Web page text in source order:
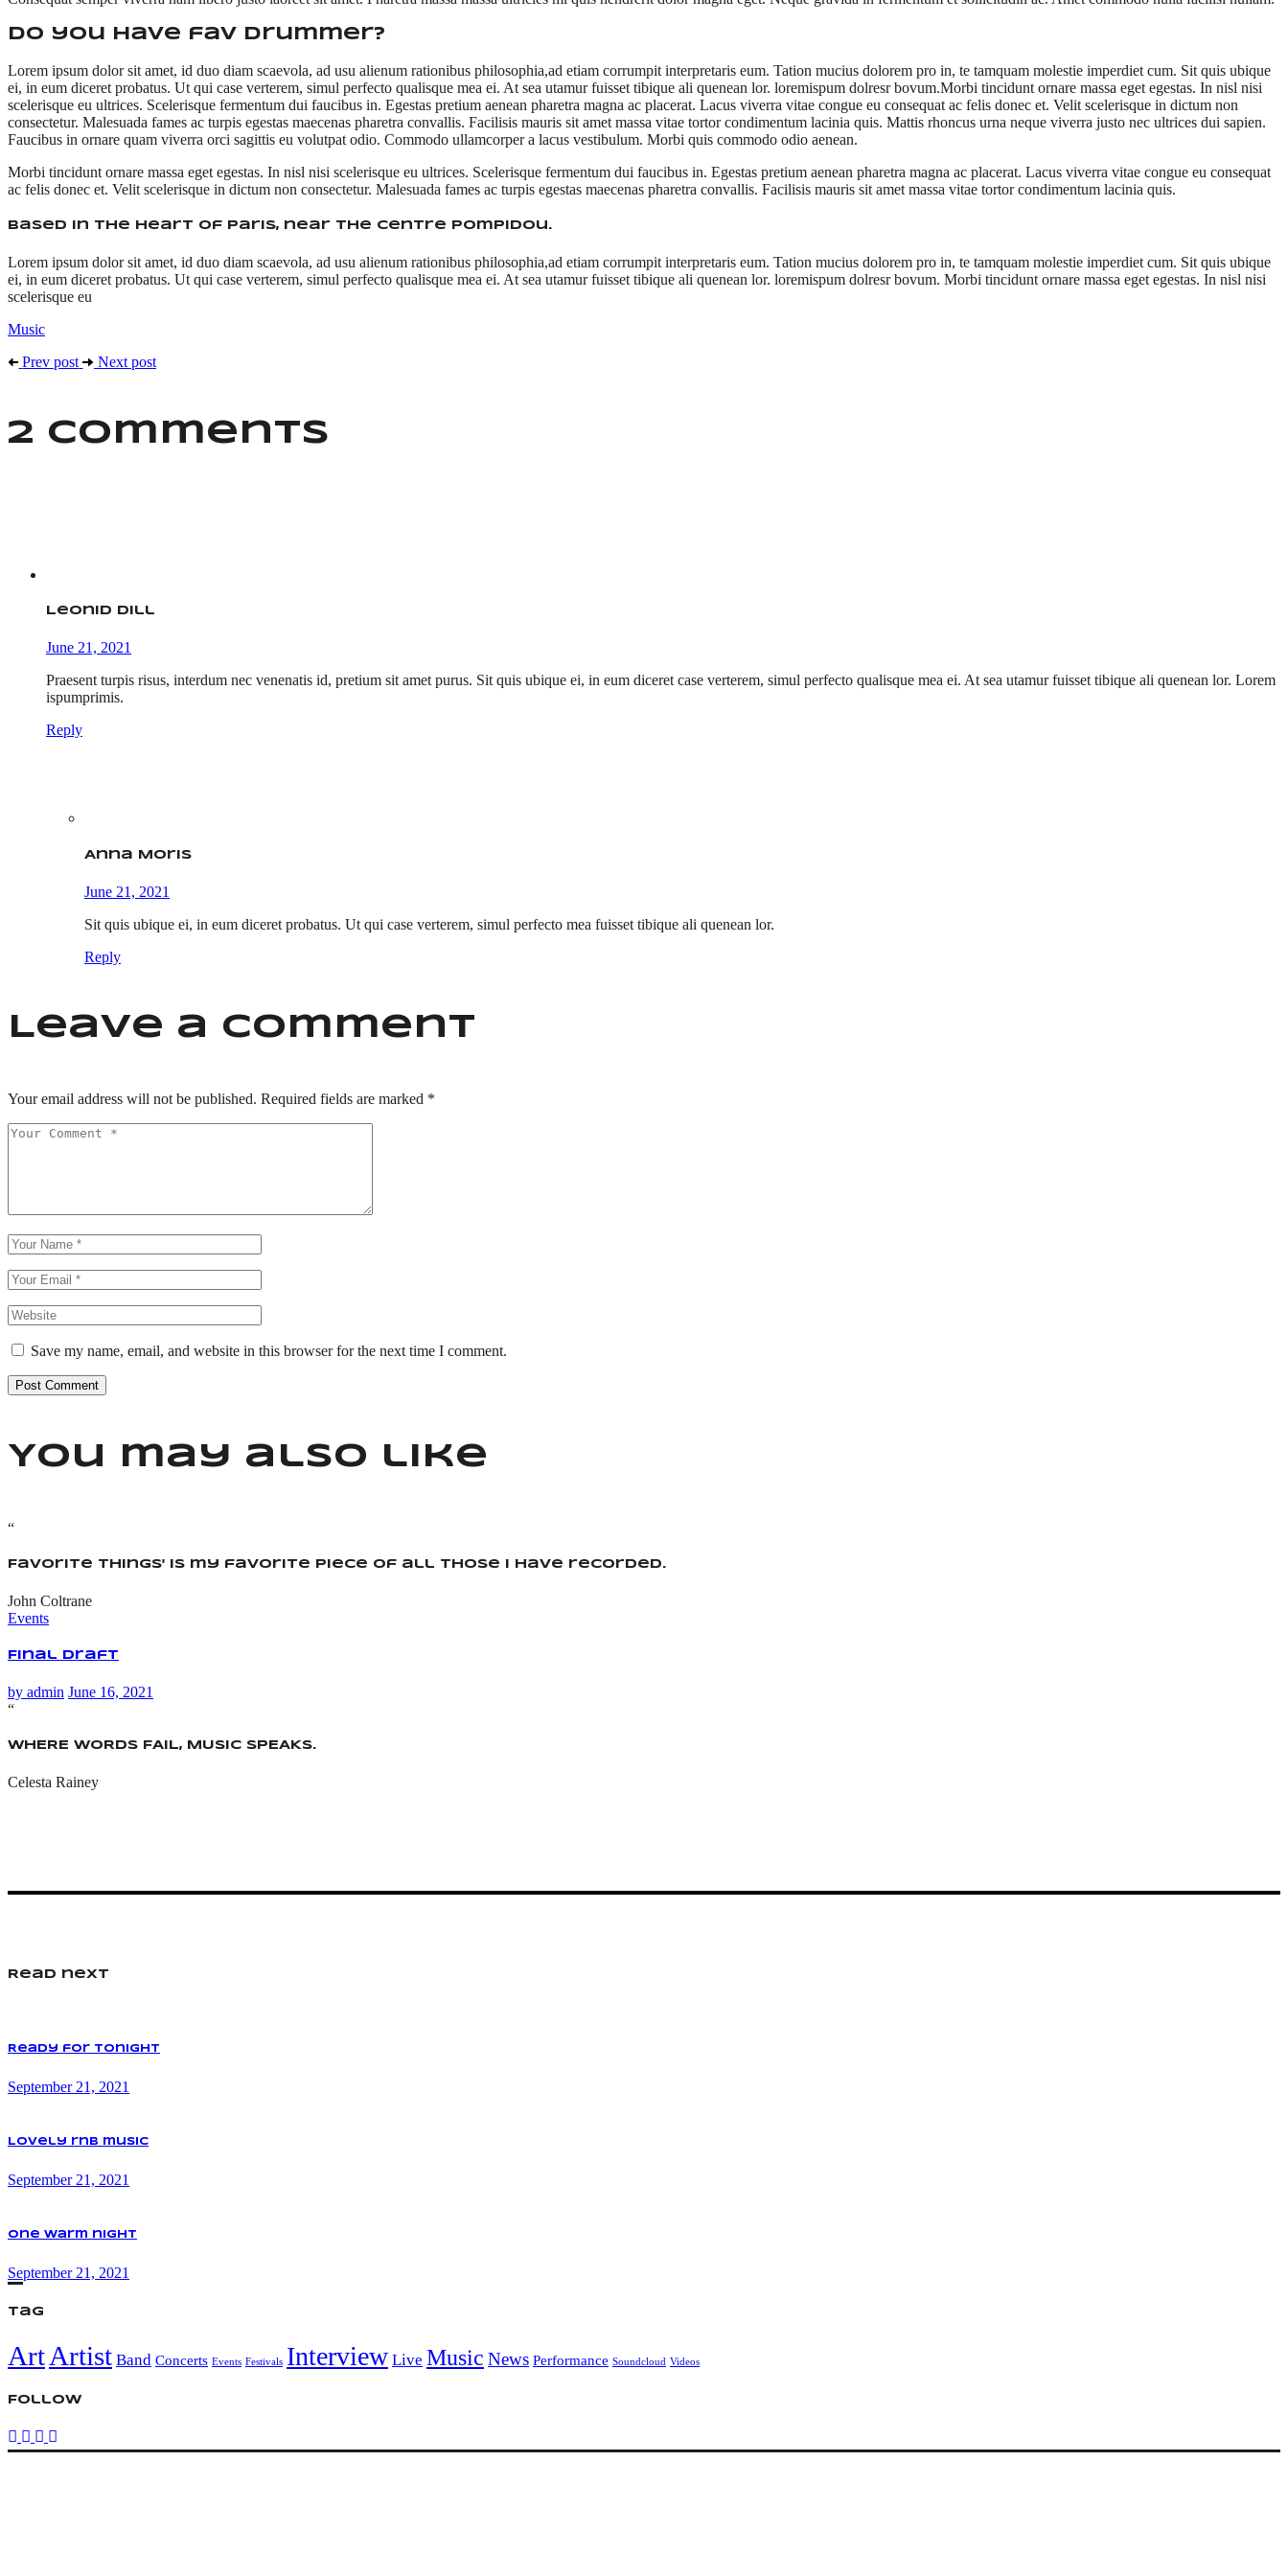
do you have fav drummer?
Lorem ipsum dolor sit amet, id duo diam scaevola, ad usu alienum rationibus philosophia,ad etiam corrumpit interpretaris eum. Tation mucius dolorem pro in, te tamquam molestie imperdiet cum. Sit quis ubique
ei, in eum diceret probatus. Ut qui case verterem, simul perfecto qualisque mea ei. At sea utamur fuisset tibique ali quenean lor. loremispum dolresr bovum.Morbi tincidunt ornare massa eget egestas. In nisl nisi
scelerisque eu ultrices. Scelerisque fermentum dui faucibus in. Egestas pretium aenean pharetra magna ac placerat. Lacus viverra vitae congue eu consequat ac felis donec et. Velit scelerisque in dictum non
consectetur. Malesuada fames ac turpis egestas maecenas pharetra convallis. Facilisis mauris sit amet massa vitae tortor condimentum lacinia quis. Mattis rhoncus urna neque viverra justo nec ultrices dui sapien.
Faucibus in ornare quam viverra orci sagittis eu volutpat odio. Commodo ullamcorper a lacus vestibulum. Morbi quis commodo odio aenean.
Morbi tincidunt ornare massa eget egestas. In nisl nisi scelerisque eu ultrices. Scelerisque fermentum dui faucibus in. Egestas pretium aenean pharetra magna ac placerat. Lacus viverra vitae congue eu consequat
ac felis donec et. Velit scelerisque in dictum non consectetur. Malesuada fames ac turpis egestas maecenas pharetra convallis. Facilisis mauris sit amet massa vitae tortor condimentum lacinia quis.
Based in the heart of Paris, near the Centre Pompidou.
Lorem ipsum dolor sit amet, id duo diam scaevola, ad usu alienum rationibus philosophia,ad etiam corrumpit interpretaris eum. Tation mucius dolorem pro in, te tamquam molestie imperdiet cum. Sit quis ubique
ei, in eum diceret probatus. Ut qui case verterem, simul perfecto qualisque mea ei. At sea utamur fuisset tibique ali quenean lor. loremispum dolresr bovum. Morbi tincidunt ornare massa eget egestas. In nisl nisi
scelerisque eu
Music
Prev post
Next post
2 Comments
Leonid Dill
June 21, 2021
Praesent turpis risus, interdum nec venenatis id, pretium sit amet purus. Sit quis ubique ei, in eum diceret case verterem, simul perfecto qualisque mea ei. At sea utamur fuisset tibique ali quenean lor. Lorem
ispumprimis.
Reply
Anna Moris
June 21, 2021
Sit quis ubique ei, in eum diceret probatus. Ut qui case verterem, simul perfecto mea fuisset tibique ali quenean lor.
Reply
Leave a comment
Your email address will not be published. Required fields are marked *
Save my name, email, and website in this browser for the next time I comment.
Post Comment
You may also like
“
Favorite Things' is my favorite piece of all those I have recorded.
John Coltrane
Events
Final Draft
by admin June 16, 2021
“
WHERE WORDS FAIL, MUSIC SPEAKS.
Celesta Rainey
Read next
Ready for tonight
September 21, 2021
Lovely rnb music
September 21, 2021
One warm night
September 21, 2021
Tag
ArtArtist Band Concerts Events Festivals Interview Live Music News Performance Soundcloud Videos
Follow